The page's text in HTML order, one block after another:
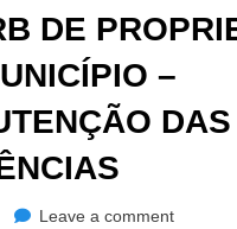
DE
–
DAS
Leave a commenton